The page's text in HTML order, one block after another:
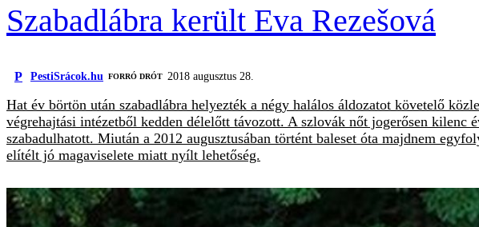
Szabadlábra került Eva Rezešová
P PestiSrácok.hu FORRÓ DRÓT 2018 augusztus 28.
Hat év börtön után szabadlábra helyezték a négy halálos áldozatot követelő
végrehajtási intézetből kedden délelőtt távozott. A szlovák nőt jogerősen kilenc
szabadulhatott. Miután a 2012 augusztusában történt baleset óta majdnem
elítélt jó magaviselete miatt nyílt lehetőség.